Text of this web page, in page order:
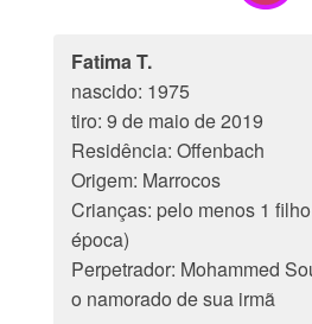
Fatima T.
nascido: 1975
tiro: 9 de maio de 2019
Residência: Offenbach
Origem: Marrocos
Crianças: pelo menos 1
época)
Perpetrador: Mohammed
o namorado de sua irmã